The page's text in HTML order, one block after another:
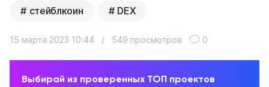
стейблкоин DEX
15 марта 2023 10:44 / 549 просмотров 0
Выбирай из проверенных ТОП проектов